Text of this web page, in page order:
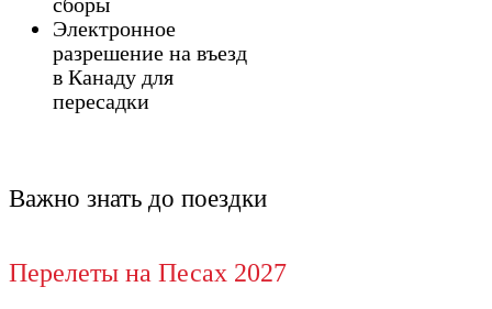
Электронное
разрешение на въезд
в Канаду для
пересадки
Важно знать до поездки
Перелеты на Песах 2027